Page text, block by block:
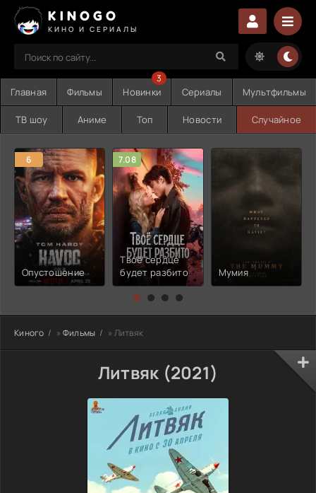
KINOGO
КИНО И СЕРИАЛЫ
Главная Фильмы Новинки
3
Сериалы Мультфильмы
ТВ шоу Аниме Топ Новости Случайное
6
Опустошение
7.08
Твоё сердце
будет разбито
Мумия
Киного » Фильмы » Литвяк
Литвяк (2021)